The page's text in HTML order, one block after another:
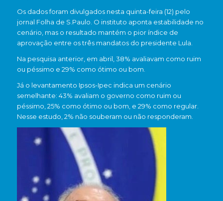
Os dados foram divulgados nesta quinta-feira (12) pelo
jornal Folha de S.Paulo. O instituto aponta estabilidade no
cenário, mas o resultado mantém o pior índice de
aprovação entre os três mandatos do presidente Lula.
Na pesquisa anterior, em abril, 38% avaliavam como ruim
ou péssimo e 29% como ótimo ou bom.
Já o levantamento Ipsos-Ipec indica um cenário
semelhante: 43% avaliam o governo como ruim ou
péssimo, 25% como ótimo ou bom, e 29% como regular.
Nesse estudo, 2% não souberam ou não responderam.